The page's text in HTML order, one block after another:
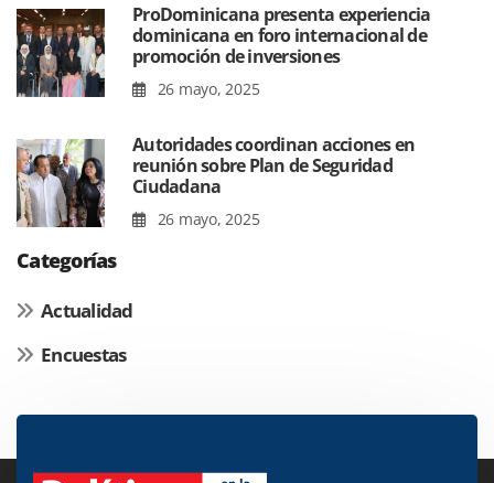
ProDominicana presenta experiencia
dominicana en foro internacional de
promoción de inversiones
26 mayo, 2025
Autoridades coordinan acciones en
reunión sobre Plan de Seguridad
Ciudadana
26 mayo, 2025
Categorías
Actualidad
Encuestas